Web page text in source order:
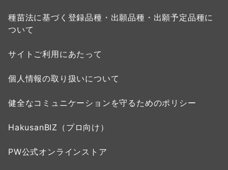
種苗法に基づく登録品種・出願品種・出願予定品種に
ついて
サイトご利用にあたって
個人情報の取り扱いについて
健全なコミュニケーションを守るためのポリシー
HakusanBIZ（プロ向け）
PW公式オンラインストア